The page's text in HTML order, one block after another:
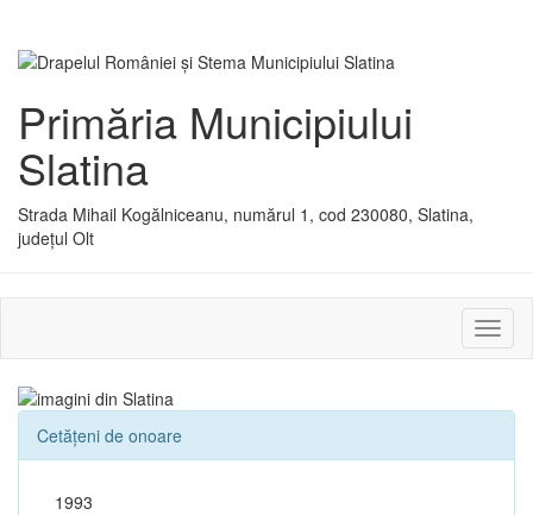
Primăria Municipiului
Slatina
Strada Mihail Kogălniceanu, numărul 1, cod 230080, Slatina,
județul Olt
sau
Cetățeni de onoare
1993